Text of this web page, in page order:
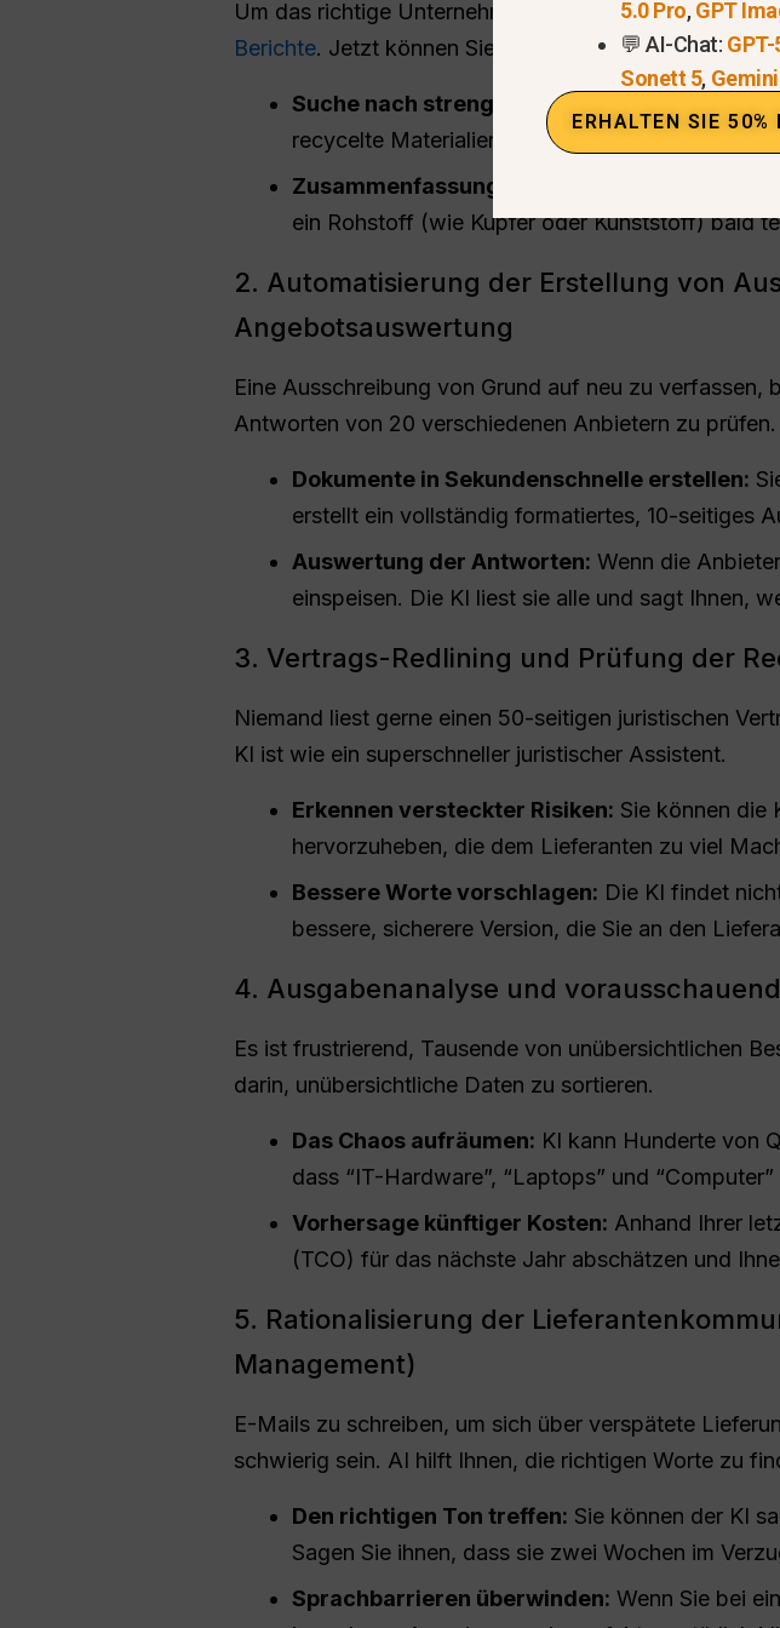
Um das richtige Unternehmen zu finden, musste man
Berichte. Jetzt können Sie die KI einfach bitten, dies
Suche nach strengen Regeln:
Sie können die
recycelte Materialien verwenden und über ein
Zusammenfassung der Markttrends:
KI
ein Rohstoff (wie Kupfer oder Kunststoff) bald
2. Automatisierung der Erstellung von
Angebotsauswertung
Eine Ausschreibung von Grund auf neu zu
Antworten von 20 verschiedenen Anbietern zu prüfen.
Dokumente in Sekundenschnelle erstellen:
erstellt ein vollständig formatiertes, 10-seitiges
Auswertung der Antworten: Wenn die
einspeisen. Die KI liest sie alle und sagt Ihnen,
3. Vertrags-Redlining und Prüfung der
Niemand liest gerne einen 50-seitigen juristischen
KI ist wie ein superschneller juristischer Assistent.
Erkennen versteckter Risiken: Sie können die
hervorzuheben, die dem Lieferanten zu viel
Bessere Worte vorschlagen: Die KI findet
bessere, sicherere Version, die Sie an den
4. Ausgabenanalyse und
Es ist frustrierend, Tausende von unübersichtlichen
darin, unübersichtliche Daten zu sortieren.
Das Chaos aufräumen: KI kann Hunderte von
dass “IT-Hardware”, “Laptops” und
Vorhersage künftiger Kosten: Anhand Ihrer
(TCO) für das nächste Jahr abschätzen und
5. Rationalisierung der
Management)
E-Mails zu schreiben, um sich über verspätete
schwierig sein. AI hilft Ihnen, die richtigen Worte zu
Den richtigen Ton treffen: Sie können der KI
Sagen Sie ihnen, dass sie zwei Wochen im
Sprachbarrieren überwinden: Wenn Sie bei
5.0 Pro,GPT
💬 AI-Chat: GPT-
Sonett 5,
ERHALTEN SIE